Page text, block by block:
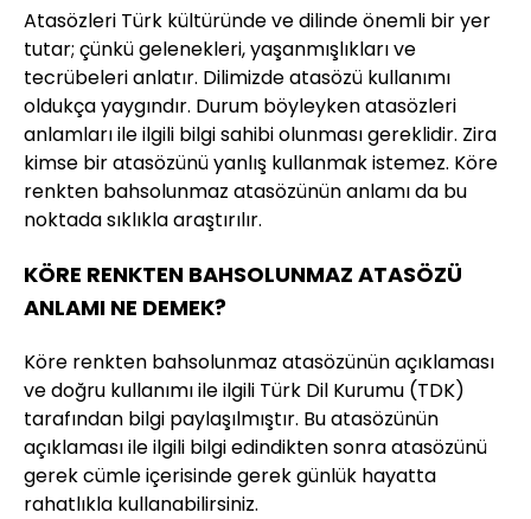
Atasözleri Türk kültüründe ve dilinde önemli bir yer
tutar; çünkü gelenekleri, yaşanmışlıkları ve
tecrübeleri anlatır. Dilimizde atasözü kullanımı
oldukça yaygındır. Durum böyleyken atasözleri
anlamları ile ilgili bilgi sahibi olunması gereklidir. Zira
kimse bir atasözünü yanlış kullanmak istemez. Köre
renkten bahsolunmaz atasözünün anlamı da bu
noktada sıklıkla araştırılır.
KÖRE RENKTEN BAHSOLUNMAZ ATASÖZÜ
ANLAMI NE DEMEK?
Köre renkten bahsolunmaz atasözünün açıklaması
ve doğru kullanımı ile ilgili Türk Dil Kurumu (TDK)
tarafından bilgi paylaşılmıştır. Bu atasözünün
açıklaması ile ilgili bilgi edindikten sonra atasözünü
gerek cümle içerisinde gerek günlük hayatta
rahatlıkla kullanabilirsiniz.